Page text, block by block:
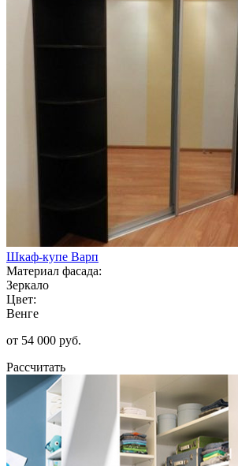
Шкаф-купе Варп
Материал фасада:
Зеркало
Цвет:
Венге
от 54 000 руб.
Рассчитать